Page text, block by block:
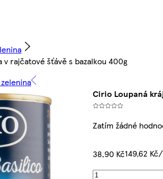
rajčatové šťávě s bazalkou 400g
Cirio Loupaná
Zatím žádné
38,90 Kč149,62